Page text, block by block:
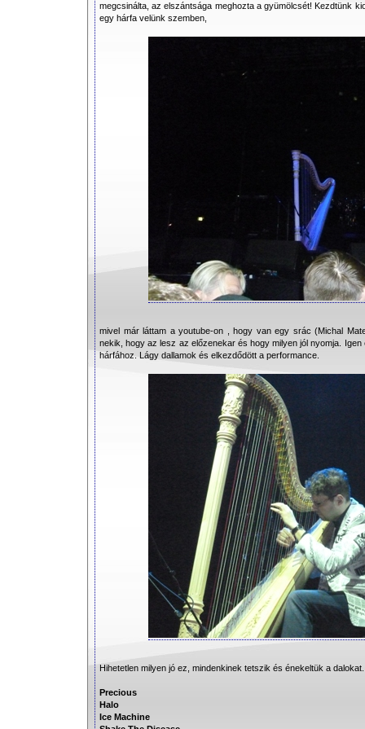
megcsinálta, az elszántsága meghozta a gyümölcsét! Kezdtünk
egy hárfa velünk szemben,
mivel már láttam a youtube-on , hogy van egy srác (Michal
nekik, hogy az lesz az előzenekar és hogy milyen jól nyomja.
hárfához. Lágy dallamok és elkezdődött a performance.
Hihetetlen milyen jó ez, mindenkinek tetszik és énekeltük a
Precious
Halo
Ice Machine